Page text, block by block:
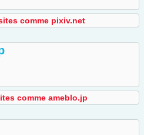
comme pixiv.net
comme ameblo.jp